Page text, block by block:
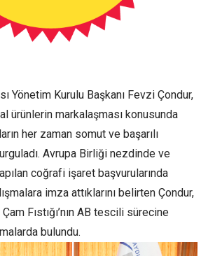
Yönetim Kurulu Başkanı Fevzi Çondur,
ürünlerin markalaşması konusunda
her zaman somut ve başarılı
Avrupa Birliği nezdinde ve
coğrafi işaret başvurularında
imza attıklarını belirten Çondur,
Fıstığı’nın AB tescili sürecine
bulundu.